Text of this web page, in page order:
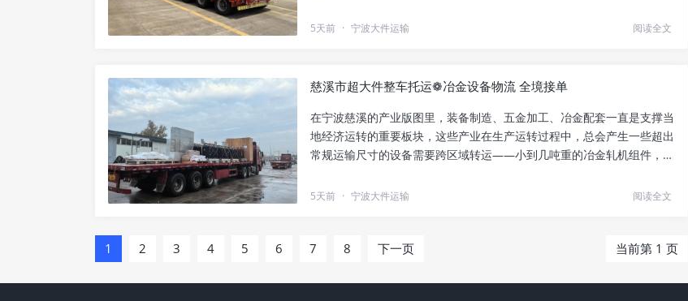
5天前 · 宁波大件运输 阅读全文
慈溪市超大件整车托运❁冶金设备物流 全境接单
在宁波慈溪的产业版图里，装备制造、五金加工、冶金配套一直是支撑当
地经济运转的重要板块，这些产业在生产运转过程中，总会产生一些超出
常规运输尺寸的设备需要跨区域转运——小到几吨重的冶金轧机组件，大
5天前 · 宁波大件运输 阅读全文
1 2 3 4 5 6 7 8 下一页 当前第 1 页